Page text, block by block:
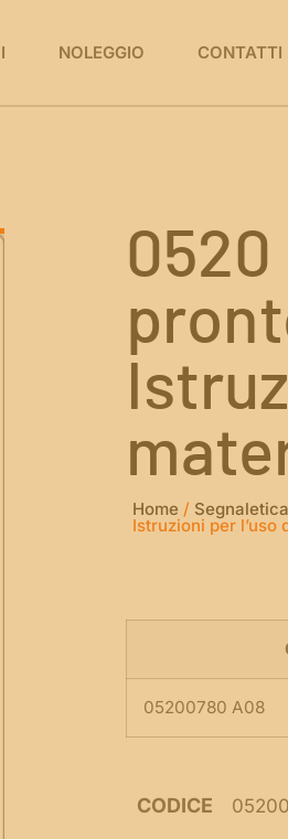
NOLEGGIO CONTATTI
0520
Home / Segnaletica
Istruzioni per l’uso
05200780 A08
CODICE